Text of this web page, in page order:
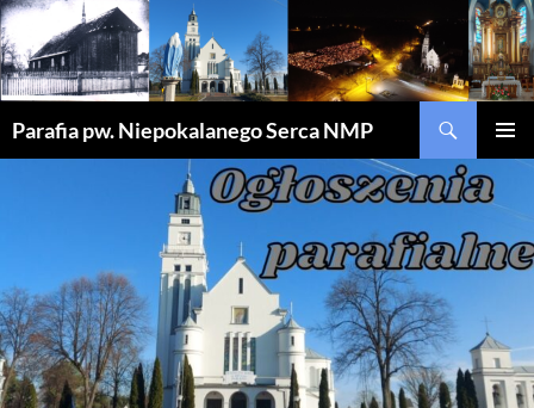
Parafia pw. Niepokalanego Serca NMP